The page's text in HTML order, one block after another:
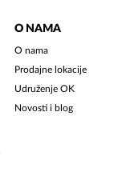
O NAMA
O nama
Prodajne lokacije
Udruženje OK
Novosti i blog